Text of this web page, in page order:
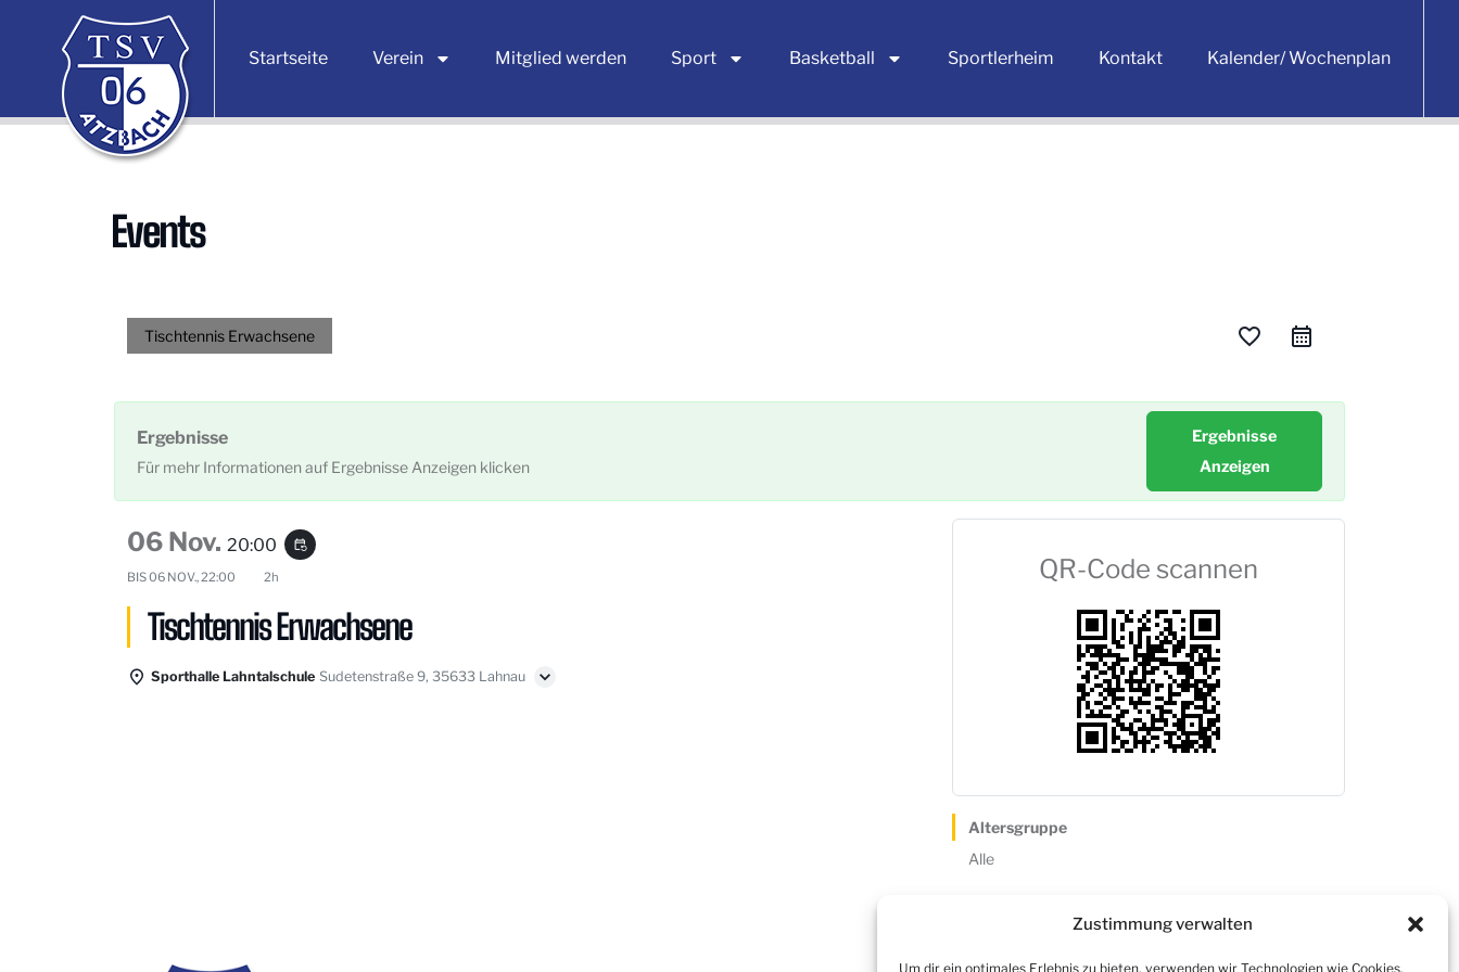
Zustimmung verwalten
Um dir ein optimales Erlebnis zu bieten, verwenden wir Technologien wie Cookies,
Startseite Verein Mitglied werden Sport Basketball Sportlerheim Kontakt Kalender/ Wochenplan
Events
Tischtennis Erwachsene favorite_border
Ergebnisse
Für mehr Informationen auf Ergebnisse Anzeigen klicken
Ergebnisse
Anzeigen
06 Nov. 20:00 event_repeat
BIS06 NOV., 22:00 2h
Tischtennis Erwachsene
Sporthalle Lahntalschule Sudetenstraße 9, 35633 Lahnau
QR-Code scannen
Altersgruppe
Alle